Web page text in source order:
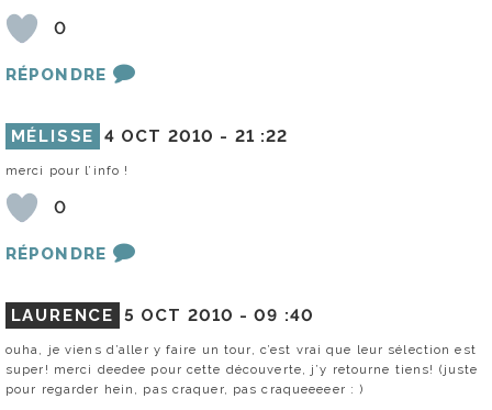
0
RÉPONDRE
MÉLISSE 4 OCT 2010 - 21 :22
merci pour l’info !
0
RÉPONDRE
LAURENCE 5 OCT 2010 -09 :40
ouha, je viens d’aller y faire un tour, c’est vrai que leur sélection est
super! merci deedee pour cette découverte, j’y retourne tiens! (juste
pour regarder hein, pas craquer, pas craqueeeeer : )